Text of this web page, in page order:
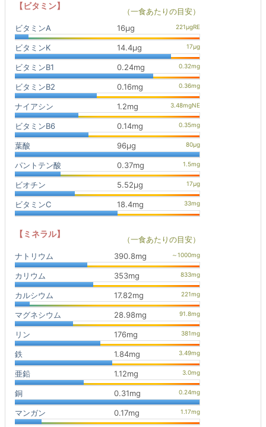
【ビタミン】
（一食あたりの目安）
ビタミンA
16μg
ビタミンK 14.4μg
ビタミンB1 0.24mg
ビタミンB2 0.16mg
ナイアシン 1.2mg
ビタミンB6 0.14mg
葉酸 96μg
パントテン酸 0.37mg
ビオチン 5.52μg
ビタミンC 18.4mg
【ミネラル】
（一食あたりの目安）
ナトリウム
390.8mg
カリウム 353mg
カルシウム 17.82mg
マグネシウム 28.98mg
リン 176mg
鉄 1.84mg
亜鉛 1.12mg
銅 0.31mg
マンガン 0.17mg